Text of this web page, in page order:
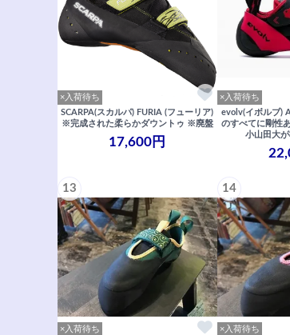
×入荷待ち
SCARPA(スカルパ) FURIA (フューリア)
※完成された柔らかダウントゥ ※廃盤
17,600円
×入荷待ち
evolv(イボルブ)
のすべてに剛性
小山田大
13
×入荷待ち
14
×入荷待ち